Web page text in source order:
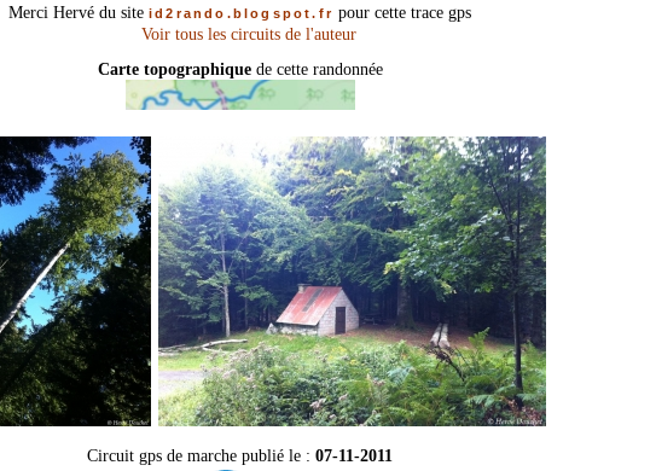
Merci Hervé du site id2rando.blogspot.fr pour cette trace gps
Carte topographique de cette randonnée
Circuit gps de marche publié le : 07-11-2011